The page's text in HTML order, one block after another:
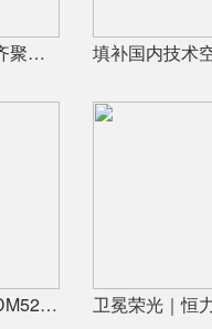
陶瓷行业路在何方？超600精英齐聚陶业年度思想盛会，樊纲、何乾、龙建刚献智破局
广西嘉德明星装备落地！科达KDM526连续球磨系统实力出圈 卫冕荣光｜恒